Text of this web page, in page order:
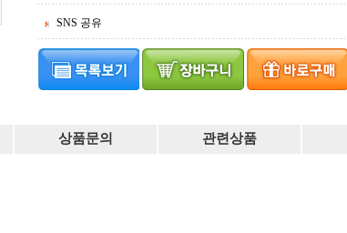
SNS 공유
상품문의 관련상품